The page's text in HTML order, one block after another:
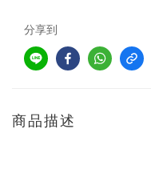
分享到
商品描述